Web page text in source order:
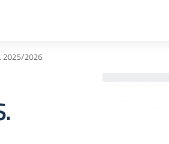
2025/2026